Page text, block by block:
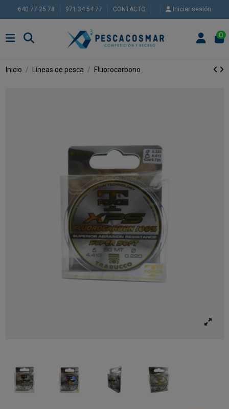
640 77 25 78 971 34 54 77 CONTACTO Iniciar sesión
0
Inicio Líneas de pesca Fluorocarbono